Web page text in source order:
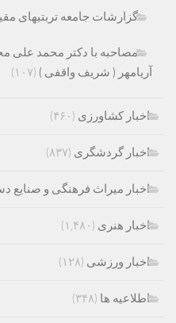
گزارشات جامعه تربتیهای
مصاحبه با دکتر محمد علی
آریامهر ( شریف واقفی ) (۱۰۷)
اخبار کشاورزی (۴۶۰)
اخبار گردشگری (۸۳۷)
اخبار میراث فرهنگی و صنایع
اخبار هنری (۱,۴۸۰)
اخبار ورزشی (۱۲۸)
اطلاعیه ها (۳۴۸)